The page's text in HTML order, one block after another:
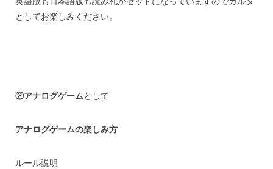
としてお楽しみください。
②アナログゲームとして
アナログゲームの楽しみ方
ルール説明